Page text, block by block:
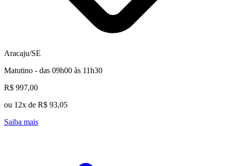
Aracaju/SE
Matutino - das 09h00 às 11h30
R$ 997,00
ou 12x de R$ 93,05
Saiba mais